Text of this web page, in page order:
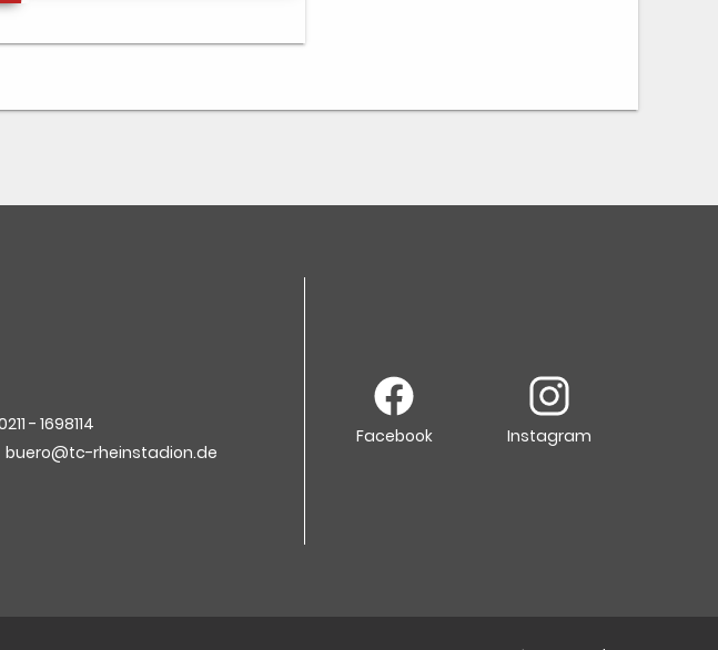
- 1698114
buero@tc-rheinstadion.de
Facebook Instagram